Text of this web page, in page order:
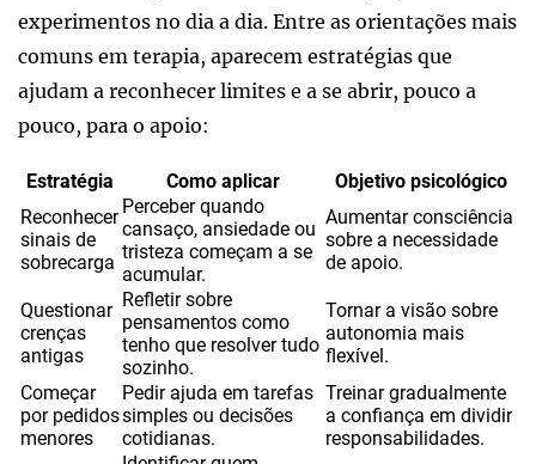
experimentos no dia a dia. Entre as orientações mais
comuns em terapia, aparecem estratégias que
ajudam a reconhecer limites e a se abrir, pouco a
pouco, para o apoio:
Estratégia Como aplicar
Objetivo psicológico
Reconhecer
sinais de
sobrecarga
Perceber quando
cansaço, ansiedade ou
tristeza começam a se
acumular.
Aumentar consciência
sobre a necessidade
de apoio.
Questionar
crenças
antigas
Refletir sobre
pensamentos como
tenho que resolver tudo
sozinho.
Tornar a visão sobre
autonomia mais
flexível.
Começar
por pedidos
menores
Pedir ajuda em tarefas
simples ou decisões
cotidianas.
Treinar gradualmente
a confiança em dividir
responsabilidades.